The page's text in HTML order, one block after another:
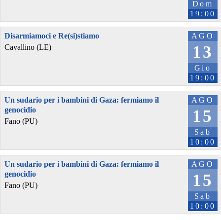
Dom
19:00
AGO
13
Gio
19:00
Disarmiamoci e Re(si)stiamo
Cavallino (LE)
AGO
15
Sab
10:00
Un sudario per i bambini di Gaza: fermiamo il
genocidio
Fano (PU)
AGO
15
Sab
10:00
Un sudario per i bambini di Gaza: fermiamo il
genocidio
Fano (PU)